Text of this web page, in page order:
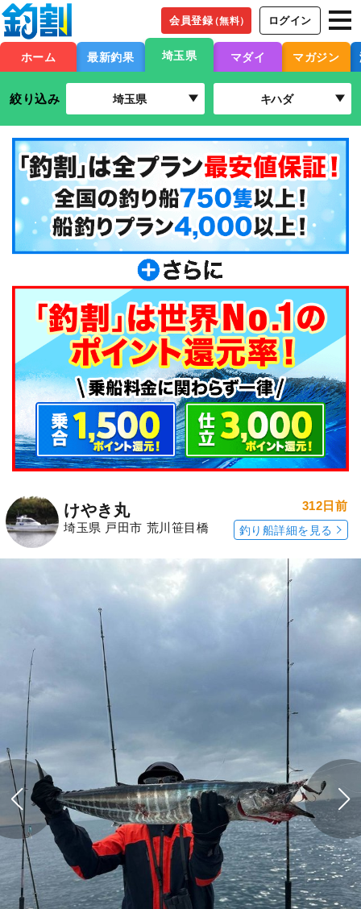
会員登録（無料） ログイン
ホーム 最新釣果 埼玉県 マダイ マガジン
絞り込み 埼玉県 キハダ
けやき丸
埼玉県 戸田市 荒川笹目橋
312日前
釣り船詳細を見る